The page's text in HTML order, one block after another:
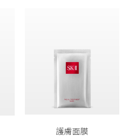
護膚面膜